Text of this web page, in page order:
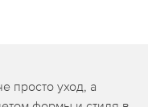
просто уход, а